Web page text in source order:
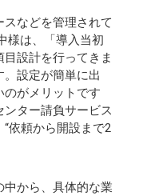
などを管理されて
様は、「導入当初
設計を行ってきま
。設定が簡単に出
がメリットです
ター請負サービス
依頼から開設まで2
から、具体的な業